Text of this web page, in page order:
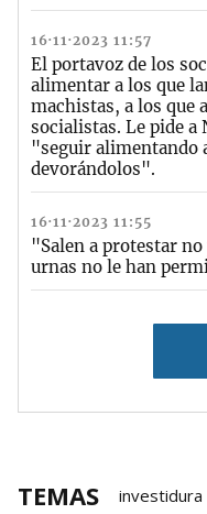
16·11·2023 11:57
El portavoz de los
alimentar a los que
machistas, a los que
socialistas. Le pide a
"seguir alimentando
devorándolos".
16·11·2023 11:55
"Salen a protestar
urnas no le han
TEMAS investidura